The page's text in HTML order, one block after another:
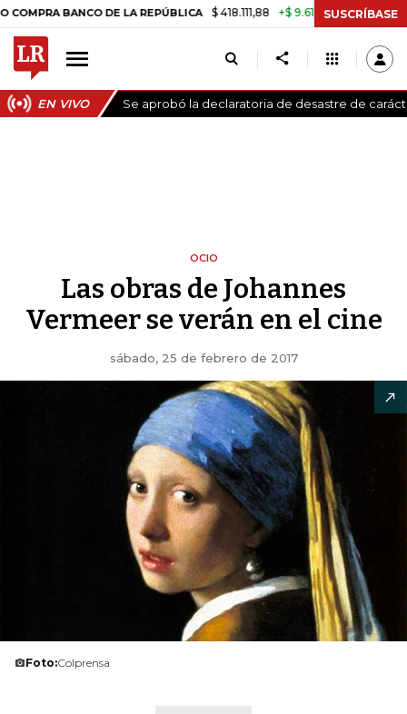
BANCO DE LA REPÚBLICA $ 418.111,88 +$ 9.612,91 +2,35% TASA
SUSCRÍBASE
EN VIVO Se aprobó la declaratoria de desastre de
OCIO
Las obras de Johannes
Vermeer se verán en el cine
sábado, 25 de febrero de 2017
Foto:Colprensa